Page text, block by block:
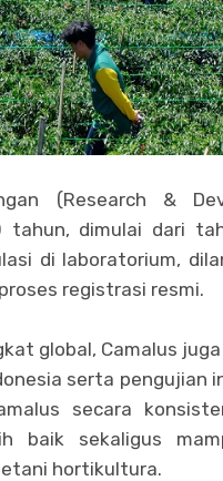
(Research &
tahun, dimulai dari
di laboratorium,
registrasi resmi.
global, Camalus
serta pengujian
secara
baik sekaligus
hortikultura.